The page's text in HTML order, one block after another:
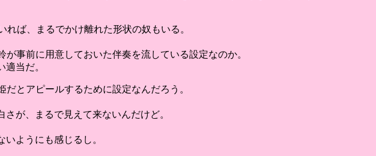
ば、まるでかけ離れた形状の奴もいる。
事前に用意しておいた伴奏を流している設定なのか。
当だ。
とアピールするために設定なんだろう。
が、まるで見えて来ないんだけど。
ようにも感じるし。